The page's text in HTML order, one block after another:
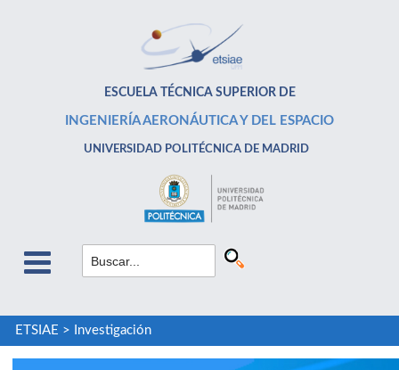
ESCUELA TÉCNICA SUPERIOR DE
INGENIERÍA AERONÁUTICA Y DEL ESPACIO
UNIVERSIDAD POLITÉCNICA DE MADRID
ETSIAE > Investigación